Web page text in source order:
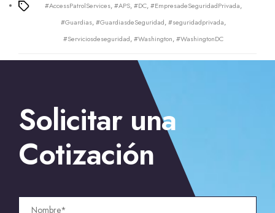
Tags
#AccessPatrolServices,#APS,#DC,#EmpresadeSeguridadPrivada,
#Guardias,#GuardiasdeSeguridad,#seguridadprivada,
#Serviciosdeseguridad,#Washington,#WashingtonDC
Solicitar una
Cotización